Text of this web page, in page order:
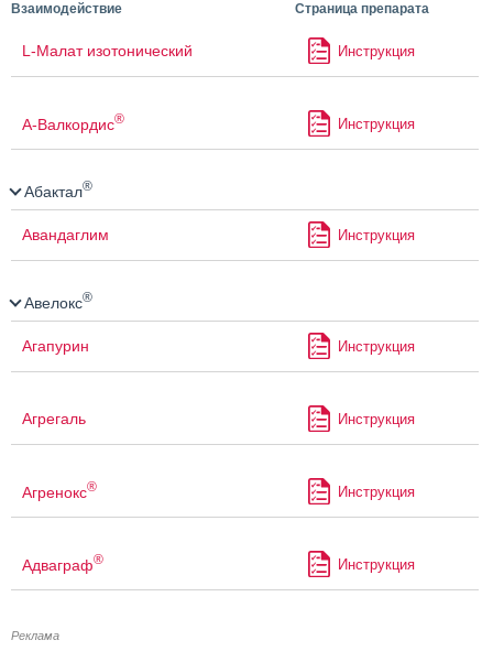
Взаимодействие Страница препарата
L-Малат изотонический Инструкция
А-Валкордис® Инструкция
Абактал®
Авандаглим Инструкция
Авелокс®
Агапурин Инструкция
Агрегаль Инструкция
Агренокс® Инструкция
Адваграф® Инструкция
Реклама